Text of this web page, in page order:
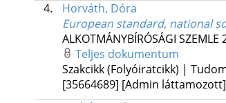
4.
Horváth, Dóra
European standard, national
ALKOTMÁNYBÍRÓSÁGI SZEMLE
Teljes dokumentum
Szakcikk (Folyóiratcikk) |
[35664689] [Admin láttamozott]